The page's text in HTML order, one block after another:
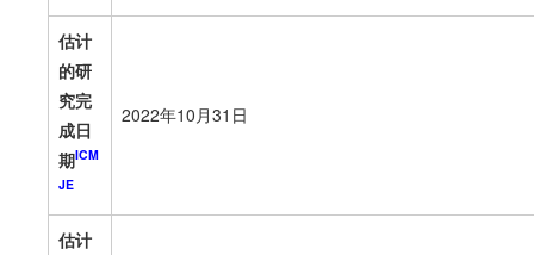
估计
的研
究完
成日
期ICM
JE
2022年10月31日
估计